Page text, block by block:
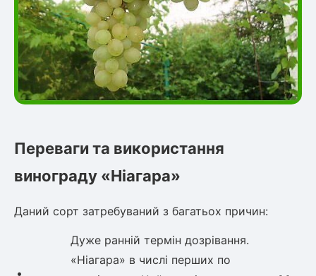
Переваги та використання
винограду «Ніагара»
Даний сорт затребуваний з багатьох причин:
•
Дуже ранній термін дозрівання.
«Ніагара» в числі перших по